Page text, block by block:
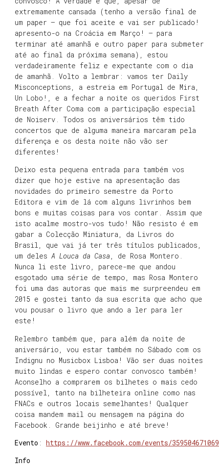
extremamente cansada (tenho a versão final de
um paper – que foi aceite e vai ser publicado!
apresento-o na Croácia em Março! – para
terminar até amanhã e outro paper para submeter
até ao final da próxima semana), estou
verdadeiramente feliz e expectante com o dia
de amanhã. Volto a lembrar: vamos ter Daily
Misconceptions, a estreia em Portugal de Mira,
Un Lobo!, e a fechar a noite os queridos First
Breath After Coma com a participação especial
de Noiserv. Todos os aniversários têm tido
concertos que de alguma maneira marcaram pela
diferença e os desta noite não vão ser
diferentes!
Deixo esta pequena entrada para também vos
dizer que hoje estive na apresentação das
novidades do primeiro semestre da Porto
Editora e vim de lá com alguns livrinhos bem
bons e muitas coisas para vos contar. Assim que
isto acalme mostro-vos tudo! Não resisto é em
gabar a Colecção Miniatura, da Livros do
Brasil, que vai já ter três títulos publicados,
um deles A Louca da Casa , de Rosa Montero.
Nunca li este livro, parece-me que andou
esgotado uma série de tempo, mas Rosa Montero
foi uma das autoras que mais me surpreendeu em
2015 e gostei tanto da sua escrita que acho que
vou pousar o livro que ando a ler para ler
este!
Relembro também que, para além da noite de
aniversário, vou estar também no Sábado com os
Indignu no Musicbox Lisboa! Vão ser duas noites
muito lindas e espero contar convosco também!
Aconselho a comprarem os bilhetes o mais cedo
possível, tanto na bilheteira online como nas
FNACs e outros locais semelhantes! Qualquer
coisa mandem mail ou mensagem na página do
Facebook. Grande beijinho e até breve!
Evento : https://www.facebook.com/events/
Info